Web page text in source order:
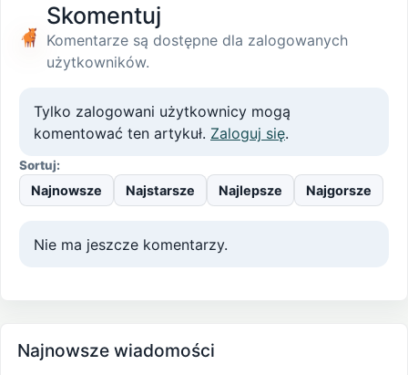
Skomentuj
Komentarze są dostępne dla zalogowanych
użytkowników.
Tylko zalogowani użytkownicy mogą
komentować ten artykuł. Zaloguj się.
Sortuj:
Najnowsze Najstarsze Najlepsze Najgorsze
Nie ma jeszcze komentarzy.
Najnowsze wiadomości